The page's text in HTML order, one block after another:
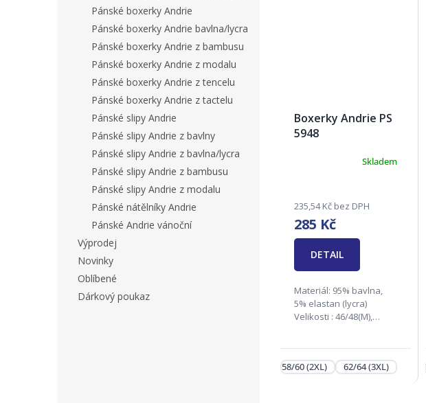
Pánské boxerky Andrie
Pánské boxerky Andrie bavlna/lycra
Pánské boxerky Andrie z bambusu
Pánské boxerky Andrie z modalu
Pánské boxerky Andrie z tencelu
Pánské boxerky Andrie z tactelu
Pánské slipy Andrie
Pánské slipy Andrie z bavlny
Pánské slipy Andrie z bavlna/lycra
Pánské slipy Andrie z bambusu
Pánské slipy Andrie z modalu
Pánské nátělníky Andrie
Pánské Andrie vánoční
Výprodej
Novinky
Oblíbené
Dárkový poukaz
Boxerky Andrie PS
5948
Skladem
235,54 Kč bez DPH
285 Kč
DETAIL
Materiál: 95% bavlna,
5% elastan (lycra)
Velikosti : 46/48(M),
Andrie s.r.o., Na Rynku
58/60 (2XL) 62/64 (3XL)